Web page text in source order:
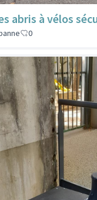
abris à vélos
0